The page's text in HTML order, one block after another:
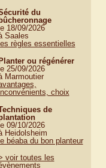
du
bûcheronnage
le 18/09/2026
Saales
les règles essentielles
Planter ou régénérer
le 25/09/2026
Marmoutier
choix
de
le 09/10/2026
Heidolsheim
le béaba du bon planteur
voir toutes les